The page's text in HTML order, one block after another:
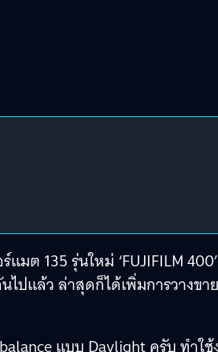
มต 135 รุ่นใหม่ ‘FUJIFILM
ปแล้ว ล่าสุดก็ได้เพิ่มการวางขา
แบบ Daylight ครับ ทำใช้